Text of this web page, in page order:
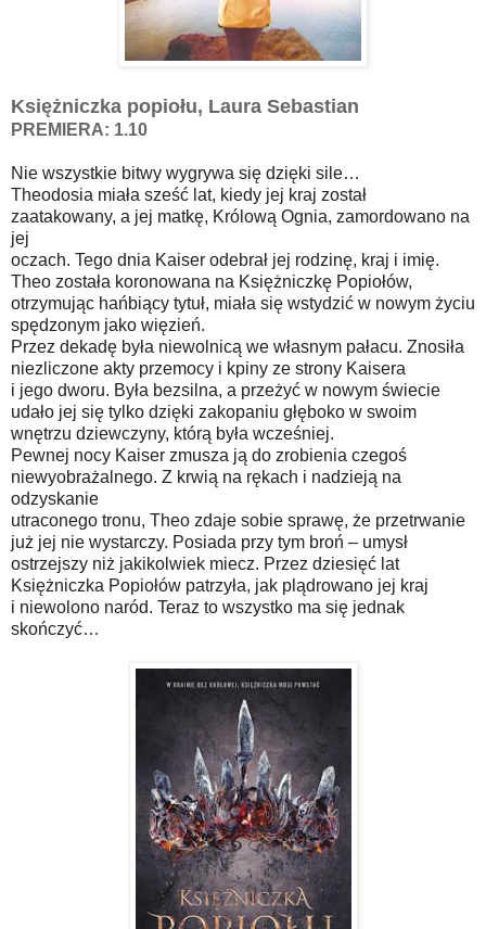
Księżniczka popiołu, Laura Sebastian
PREMIERA: 1.10
Nie wszystkie bitwy wygrywa się dzięki sile…
Theodosia miała sześć lat, kiedy jej kraj został
zaatakowany, a jej matkę, Królową Ognia, zamordowano na
jej
oczach. Tego dnia Kaiser odebrał jej rodzinę, kraj i imię.
Theo została koronowana na Księżniczkę Popiołów,
otrzymując hańbiący tytuł, miała się wstydzić w nowym życiu
spędzonym jako więzień.
Przez dekadę była niewolnicą we własnym pałacu. Znosiła
niezliczone akty przemocy i kpiny ze strony Kaisera
i jego dworu. Była bezsilna, a przeżyć w nowym świecie
udało jej się tylko dzięki zakopaniu głęboko w swoim
wnętrzu dziewczyny, którą była wcześniej.
Pewnej nocy Kaiser zmusza ją do zrobienia czegoś
niewyobrażalnego. Z krwią na rękach i nadzieją na
odzyskanie
utraconego tronu, Theo zdaje sobie sprawę, że przetrwanie
już jej nie wystarczy. Posiada przy tym broń – umysł
ostrzejszy niż jakikolwiek miecz. Przez dziesięć lat
Księżniczka Popiołów patrzyła, jak plądrowano jej kraj
i niewolono naród. Teraz to wszystko ma się jednak
skończyć…